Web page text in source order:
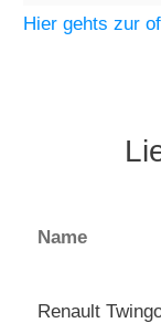
Hier gehts zur
Name
Renault